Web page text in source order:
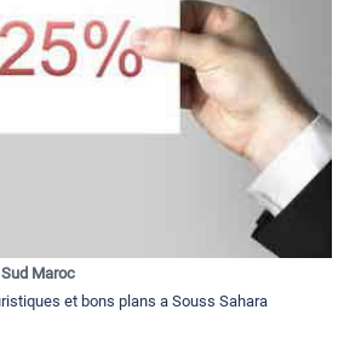
Maroc
et bons plans a Souss Sahara